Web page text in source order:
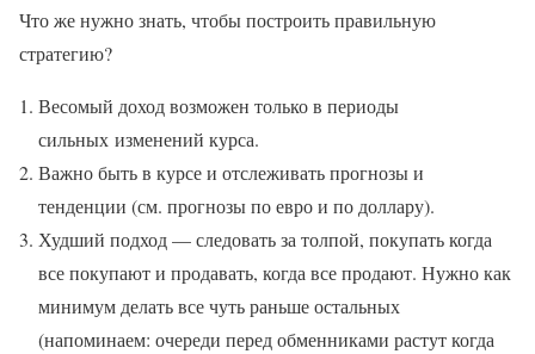
Что же нужно знать, чтобы построить правильную
стратегию?
Весомый доход возможен только в периоды
сильных изменений курса.
Важно быть в курсе и отслеживать прогнозы и
тенденции (см. прогнозы по евро и по доллару).
Худший подход — следовать за толпой, покупать когда
все покупают и продавать, когда все продают. Нужно как
минимум делать все чуть раньше остальных
(напоминаем: очереди перед обменниками растут когда